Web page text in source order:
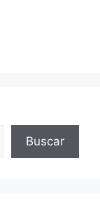
Buscar